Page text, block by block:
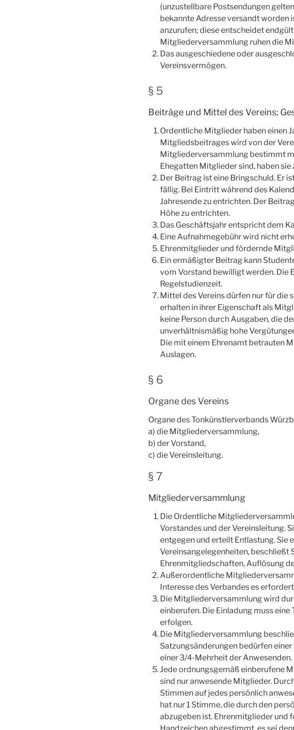
(unzustellbare Postsendungen
bekannte Adresse versandt
anzurufen; diese entscheidet
Mitgliederversammlung ruhen die
Das ausgeschiedene oder
Vereinsvermögen.
§ 5
Beiträge und Mittel des Vereins;
Ordentliche Mitglieder haben einen
Mitgliedsbeitrages wird von der
Mitgliederversammlung bestimmt
Ehegatten Mitglieder sind, haben
Der Beitrag ist eine Bringschuld. Er
fällig. Bei Eintritt während des
Jahresende zu entrichten. Der
Höhe zu entrichten.
Das Geschäftsjahr entspricht dem
Eine Aufnahmegebühr wird nicht
Ehrenmitglieder und fördernde
Ein ermäßigter Beitrag kann
vom Vorstand bewilligt werden. Die
Regelstudienzeit.
Mittel des Vereins dürfen nur für
erhalten in ihrer Eigenschaft als
keine Person durch Ausgaben, die
unverhältnismäßig hohe
Die mit einem Ehrenamt betrauten
Auslagen.
§ 6
Organe des Vereins
Organe des Tonkünstlerverbands
a) die Mitgliederversammlung,
b) der Vorstand,
c) die Vereinsleitung.
§ 7
Mitgliederversammlung
Die Ordentliche
Vorstandes und der Vereinsleitung.
entgegen und erteilt Entlastung.
Vereinsangelegenheiten, beschließt
Ehrenmitgliedschaften, Auflösung
Außerordentliche
Interesse des Verbandes es
Die Mitgliederversammlung wird
einberufen. Die Einladung muss
erfolgen.
Die Mitgliederversammlung
Satzungsänderungen bedürfen
einer 3/4-Mehrheit der Anwesenden.
Jede ordnungsgemäß einberufene
sind nur anwesende Mitglieder.
Stimmen auf jedes persönlich
hat nur 1 Stimme, die durch den
abzugeben ist. Ehrenmitglieder
Handzeichen abgestimmt, es sei